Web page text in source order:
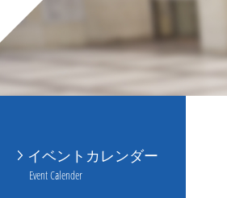
イベントカレンダー
Event Calender